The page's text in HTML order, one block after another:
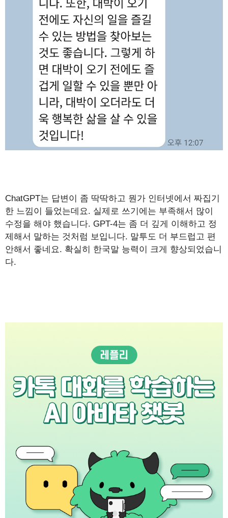
ChatGPT는 답변이 좀 딱딱하고 뭔가 인터넷에서 짜집기
한 느낌이 들었는데요. 실제로 쓰기에는 부족해서 많이
수정을 해야 했습니다. GPT-4는 좀 더 깊게 이해하고 정
제해서 말하는 것처럼 보입니다. 말투도 더 부드럽고 편
안해서 좋네요. 확실히 한국말 능력이 크게 향상되었습니
다.